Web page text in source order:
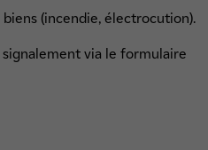
(incendie, électrocution).
via le formulaire